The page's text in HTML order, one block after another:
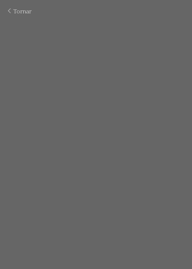
Tornar